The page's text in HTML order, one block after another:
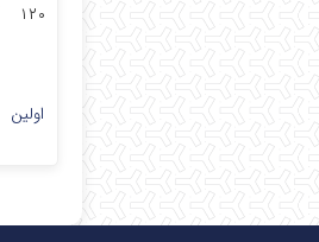
۱۲۰
اولین